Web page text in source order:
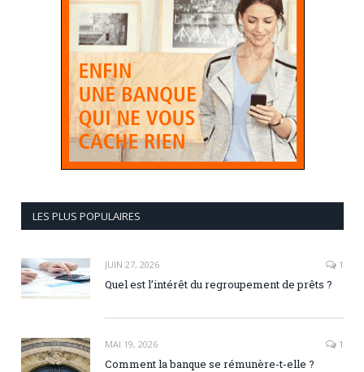
LES PLUS POPULAIRES
JUIN 27, 2026 1
Quel est l’intérêt du regroupement de prêts ?
MAI 19, 2026 1
Comment la banque se rémunère-t-elle ?